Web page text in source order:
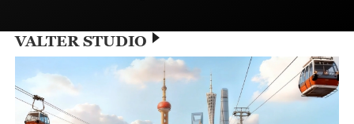
VALTER STUDIO